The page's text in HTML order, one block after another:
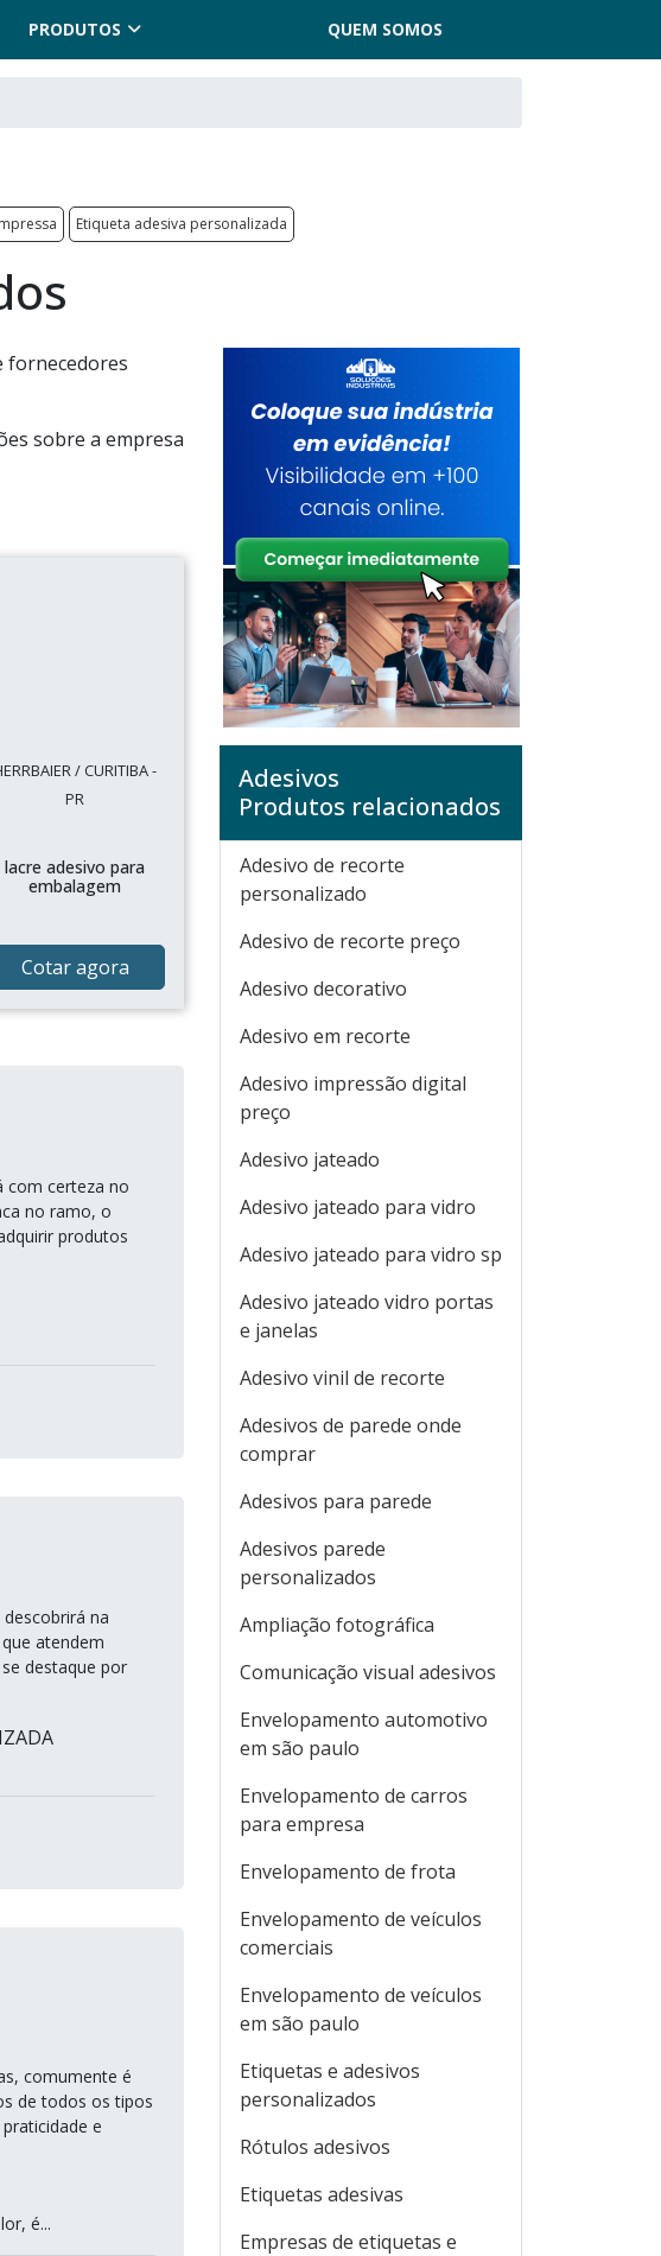
PRODUTOS QUEM SOMOS
Etiqueta adesiva personalizada
fornecedores
sobre a empresa
/ CURITIBA -
PR
lacre adesivo para
embalagem
Cotar agora
com certeza no
no ramo, o
produtos
na
atendem
destaque por
comumente é
de todos os tipos
e
é...
Adesivos
Produtos relacionados
Adesivo de recorte
personalizado
Adesivo de recorte preço
Adesivo decorativo
Adesivo em recorte
Adesivo impressão digital
preço
Adesivo jateado
Adesivo jateado para vidro
Adesivo jateado para vidro sp
Adesivo jateado vidro portas
e janelas
Adesivo vinil de recorte
Adesivos de parede onde
comprar
Adesivos para parede
Adesivos parede
personalizados
Ampliação fotográfica
Comunicação visual adesivos
Envelopamento automotivo
em são paulo
Envelopamento de carros
para empresa
Envelopamento de frota
Envelopamento de veículos
comerciais
Envelopamento de veículos
em são paulo
Etiquetas e adesivos
personalizados
Rótulos adesivos
Etiquetas adesivas
Empresas de etiquetas e